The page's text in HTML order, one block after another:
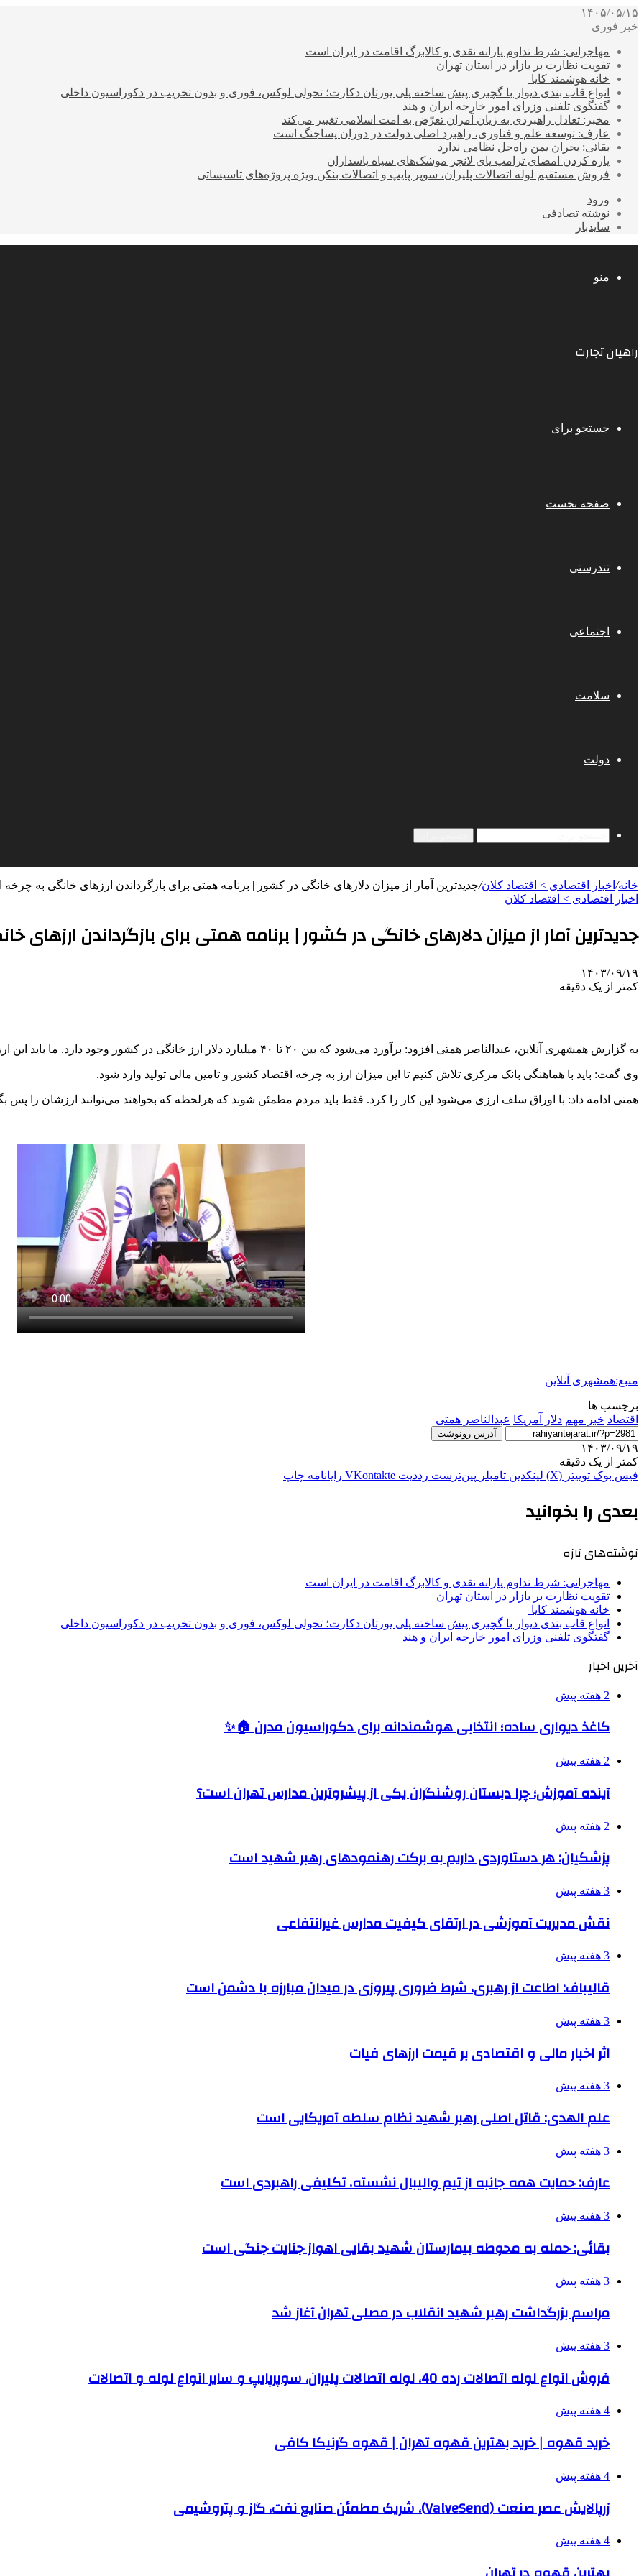
۱۴۰۵/۰۵/۱۵
خبر فوری
مهاجرانی: شرط تداوم یارانه نقدی و کالابرگ اقامت در ایران است
تقویت نظارت بر بازار در استان تهران
خانه هوشمند کایا
انواع قاب بندی دیوار با گچبری پیش ساخته پلی یورتان دکارت؛ تحولی لوکس، فوری و بدون تخریب در دکوراسیون داخلی
گفتگوی تلفنی وزرای امور خارجه ایران و هند
مخبر: تعادل راهبردی به زیان آمران تعرّض به امت اسلامی تغییر می‌کند
عارف: توسعه علم و فناوری، راهبرد اصلی دولت در دوران پساجنگ است
بقائی: بحران یمن راه‌حل نظامی ندارد
پاره کردن امضای ترامپ پای لانچر موشک‌های سپاه پاسداران
فروش مستقیم لوله اتصالات پلیران، سوپر پایپ و اتصالات بنکن ویژه پروژه‌های تاسیساتی
ورود
نوشته تصادفی
سایدبار
منو
راهیان تجارت
جستجو برای
صفحه نخست
تندرستی
اجتماعی
سلامت
دولت
خانه/ اخبار اقتصادی > اقتصاد كلان/جدیدترین آمار از میزان دلارهای خانگی در کشور | برنامه همتی برای بازگرداندن ارزهای خانگی به چرخه
اخبار اقتصادی > اقتصاد كلان
جدیدترین آمار از میزان دلارهای خانگی در کشور | برنامه همتی برای بازگرداندن ارزهای
۱۴۰۳/۰۹/۱۹
کمتر از یک دقیقه
به گزارش همشهری آنلاین،‌ عبدالناصر همتی افزود: برآورد می‌شود که بین ۲۰ تا ۴۰ میلیارد دلار ارز خانگی در کشور وجود دارد. ما باید این ارز را بیرون بیاوریم و در خدمت اقتصاد قرار دهیم.
وی گفت: باید با هماهنگی بانک مرکزی تلاش کنیم تا این میزان ارز به چرخه اقتصاد کشور و تامین مالی تولید وارد شود.
همتی ادامه داد: با اوراق سلف ارزی می‌شود این کار را کرد. فقط باید مردم مطمئن شوند که هرلحظه که بخواهند می‌توانند ارزشان را پس
منبع:همشهری آنلاین
برچسب ها
اقتصاد خبر مهم دلار آمريكا عبدالناصر همتی
آدرس رونوشت
۱۴۰۳/۰۹/۱۹
کمتر از یک دقیقه
فیس بوک توییتر (X) لینکدین ‫تامبلر ‫پین‌ترست ‫رددیت ‫VKontakte رایانامه چاپ
بعدی را بخوانید
نوشته‌های تازه
مهاجرانی: شرط تداوم یارانه نقدی و کالابرگ اقامت در ایران است
تقویت نظارت بر بازار در استان تهران
خانه هوشمند کایا
انواع قاب بندی دیوار با گچبری پیش ساخته پلی یورتان دکارت؛ تحولی لوکس، فوری و بدون تخریب در دکوراسیون داخلی
گفتگوی تلفنی وزرای امور خارجه ایران و هند
آخرین اخبار
2 هفته پیش
کاغذ دیواری ساده؛ انتخابی هوشمندانه برای دکوراسیون مدرن 🏠✨
2 هفته پیش
آینده آموزش؛ چرا دبستان روشنگران یکی از پیشروترین مدارس تهران است؟
2 هفته پیش
پزشکیان: هر دستاوردی داریم به برکت رهنمودهای رهبر شهید است
3 هفته پیش
نقش مدیریت آموزشی در ارتقای کیفیت مدارس غیرانتفاعی
3 هفته پیش
قالیباف: اطاعت از رهبری، شرط ضروری پیروزی در میدان مبارزه با دشمن است
3 هفته پیش
اثر اخبار مالی و اقتصادی بر قیمت ارزهای فیات
3 هفته پیش
علم الهدی: قاتل اصلی رهبر شهید نظام سلطه آمریکایی است
3 هفته پیش
عارف: حمایت همه جانبه از تیم والیبال نشسته، تکلیفی راهبردی است
3 هفته پیش
بقائی: حمله به محوطه بیمارستان شهید بقایی اهواز جنایت جنگی است
3 هفته پیش
مراسم بزرگداشت رهبر شهید انقلاب در مصلی تهران آغاز شد
3 هفته پیش
فروش انواع لوله اتصالات رده 40، لوله اتصالات پلیران، سوپرپایپ و سایر انواع لوله و اتصالات
4 هفته پیش
خرید قهوه | خرید بهترین قهوه تهران | قهوه گرنیکا کافی
4 هفته پیش
زرپالایش عصر صنعت (ValveSend)، شریک مطمئن صنایع نفت، گاز و پتروشیمی
4 هفته پیش